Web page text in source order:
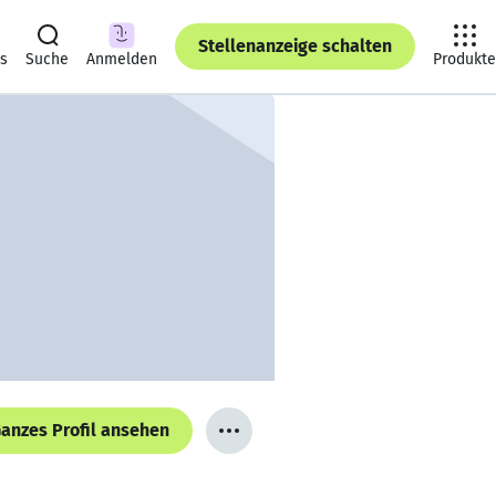
Suche Anmelden
Stellenanzeige schalten
Produkte
Profil ansehen